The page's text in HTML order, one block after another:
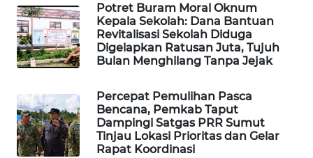
Potret Buram Moral Oknum
Kepala Sekolah: Dana Bantuan
Revitalisasi Sekolah Diduga
Digelapkan Ratusan Juta, Tujuh
Bulan Menghilang Tanpa Jejak
Percepat Pemulihan Pasca
Bencana, Pemkab Taput
Dampingi Satgas PRR Sumut
Tinjau Lokasi Prioritas dan Gelar
Rapat Koordinasi ‎
SIDIKALANG
NEWS
SIBARAGAS
METRO
SIANTAR
NEWS